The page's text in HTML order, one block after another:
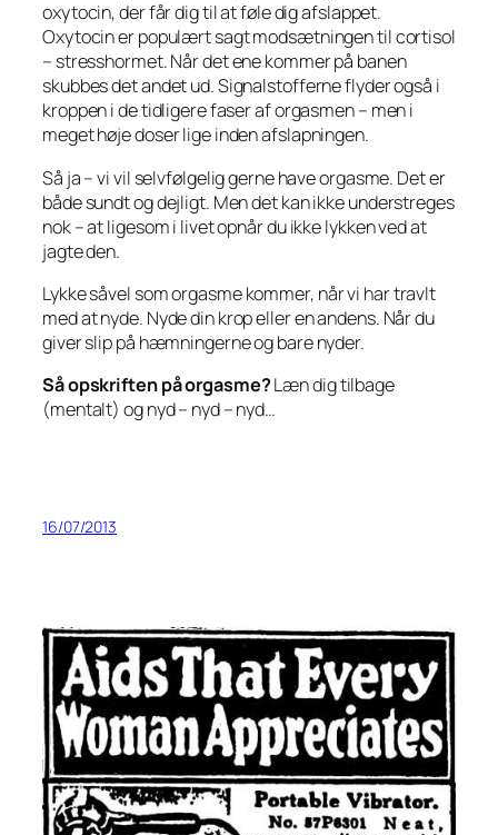
oxytocin, der får dig til at føle dig afslappet.
Oxytocin er populært sagt modsætningen til cortisol
– stresshormet. Når det ene kommer på banen
skubbes det andet ud. Signalstofferne flyder også i
kroppen i de tidligere faser af orgasmen – men i
meget høje doser lige inden afslapningen.
Så ja – vi vil selvfølgelig gerne have orgasme. Det er
både sundt og dejligt. Men det kan ikke understreges
nok – at ligesom i livet opnår du ikke lykken ved at
jagte den.
Lykke såvel som orgasme kommer, når vi har travlt
med at nyde. Nyde din krop eller en andens. Når du
giver slip på hæmningerne og bare nyder.
Så opskriften på orgasme?Læn dig tilbage
(mentalt) og nyd – nyd – nyd…
16/07/2013